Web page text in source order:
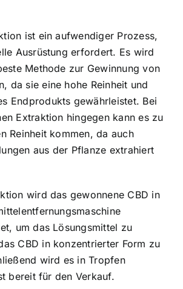
ist ein aufwendiger Prozess,
Ausrüstung erfordert. Es wird
Methode zur Gewinnung von
da sie eine hohe Reinheit und
Endprodukts gewährleistet. Bei
Extraktion hingegen kann es zu
Reinheit kommen, da auch
aus der Pflanze extrahiert
wird das gewonnene CBD in
um das Lösungsmittel zu
CBD in konzentrierter Form zu
wird es in Tropfen
bereit für den Verkauf.